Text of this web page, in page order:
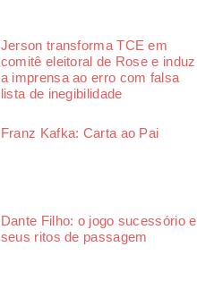
Jerson transforma TCE em
comitê eleitoral de Rose e induz
a imprensa ao erro com falsa
lista de inegibilidade
Franz Kafka: Carta ao Pai
Dante Filho: o jogo sucessório e
seus ritos de passagem